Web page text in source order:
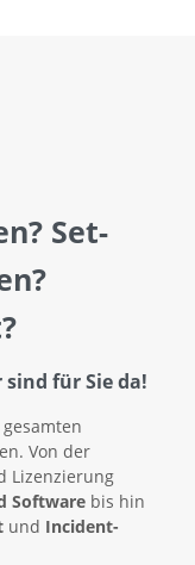
Set-
für Sie da!
Von der
Lizenzierung
Software bis hin
und Incident-